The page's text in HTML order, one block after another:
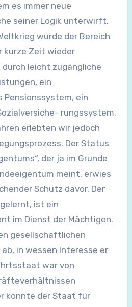
es immer neue
seiner Logik unterwirft.
wurde der Bereich
kurze Zeit wieder
leicht zugängliche
ein
Pensionssystem, ein
rungssystem.
erlebten wir jedoch
Der Status
der ja im Grunde
meint, erwies
Schutz davor. Der
ist ein
im Dienst der Mächtigen.
gesellschaftlichen
in wessen Interesse er
war von
konnte der Staat für